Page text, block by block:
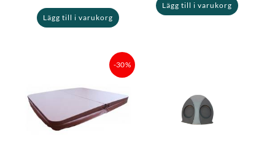
Lägg till i varukorg
Lägg till i varukorg
-30%
ursprungliga
999 kr.
Det
nuvarande
är: